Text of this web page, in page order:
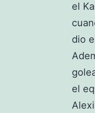
el
dio
el